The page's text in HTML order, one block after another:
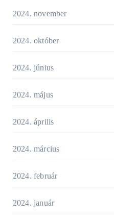
2024. november
2024. október
2024. június
2024. május
2024. április
2024. március
2024. február
2024. január